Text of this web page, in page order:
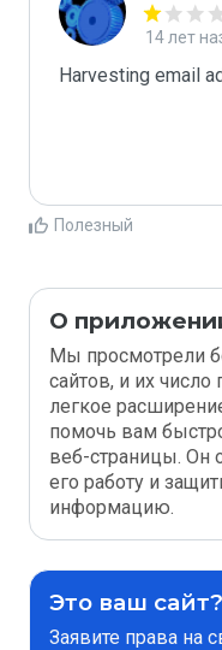
14 лет
Harvesting email
Полезный
О
Мы просмотрели
сайтов, и их число
легкое
помочь вам
веб-страницы. Он
его работу и
информацию.
Это ваш сайт?
Заявите права на